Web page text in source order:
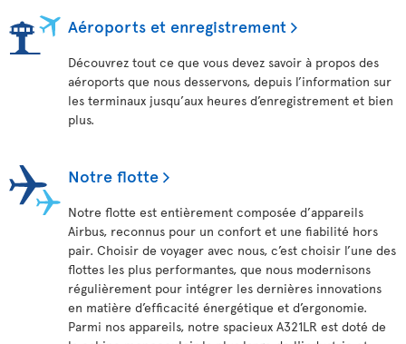
Aéroports et enregistrement
Découvrez tout ce que vous devez savoir à propos des
aéroports que nous desservons, depuis l’information sur
les terminaux jusqu’aux heures d’enregistrement et bien
plus.
Notre flotte
Notre flotte est entièrement composée d’appareils
Airbus, reconnus pour un confort et une fiabilité hors
pair. Choisir de voyager avec nous, c’est choisir l’une des
flottes les plus performantes, que nous modernisons
régulièrement pour intégrer les dernières innovations
en matière d’efficacité énergétique et d’ergonomie.
Parmi nos appareils, notre spacieux A321LR est doté de